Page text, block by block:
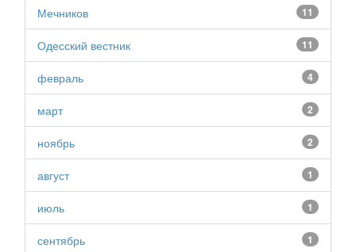
11
Мечников
11
Одесский вестник
4
февраль
2
март
2
ноябрь
1
август
1
июль
1
сентябрь